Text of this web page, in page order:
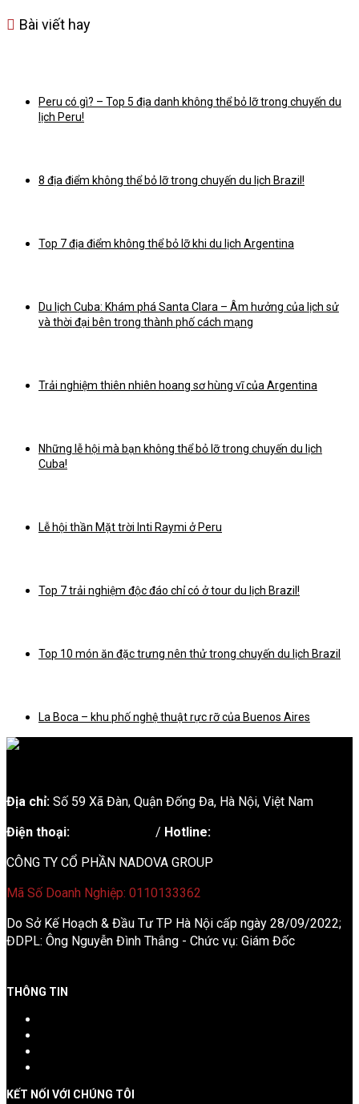
Bài viết hay
Peru có gì? – Top 5 địa danh không thể bỏ lỡ trong chuyến du
lịch Peru!
8 địa điểm không thể bỏ lỡ trong chuyến du lịch Brazil!
Top 7 địa điểm không thể bỏ lỡ khi du lịch Argentina
Du lịch Cuba: Khám phá Santa Clara – Âm hưởng của lịch sử
và thời đại bên trong thành phố cách mạng
Trải nghiệm thiên nhiên hoang sơ hùng vĩ của Argentina
Những lễ hội mà bạn không thể bỏ lỡ trong chuyến du lịch
Cuba!
Lễ hội thần Mặt trời Inti Raymi ở Peru
Top 7 trải nghiệm độc đáo chỉ có ở tour du lịch Brazil!
Top 10 món ăn đặc trưng nên thử trong chuyến du lịch Brazil
La Boca – khu phố nghệ thuật rực rỡ của Buenos Aires
Địa chỉ: Số 59 Xã Đàn, Quận Đống Đa, ​​Hà Nội, Việt Nam
Điện thoại:
/ Hotline:
CÔNG TY CỔ PHẦN NADOVA GROUP
Mã Số Doanh Nghiệp: 0110133362
Do Sở Kế Hoạch & Đầu Tư TP Hà Nội cấp ngày 28/09/2022;
ĐDPL: Ông Nguyễn Đình Thắng - Chức vụ: Giám Đốc
THÔNG TIN
KẾT NỐI VỚI CHÚNG TÔI